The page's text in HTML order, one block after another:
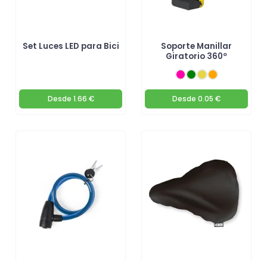
Set Luces LED para Bici
Desde 1.66 €
Soporte Manillar
Giratorio 360º
Desde 0.05 €